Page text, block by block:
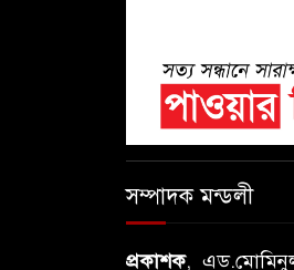
সম্পাদক মন্ডলী
প্রকাশক,